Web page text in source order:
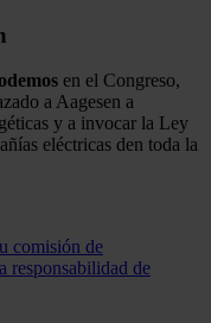
en el Congreso,
a Aagesen a
y a invocar la Ley
eléctricas den toda la